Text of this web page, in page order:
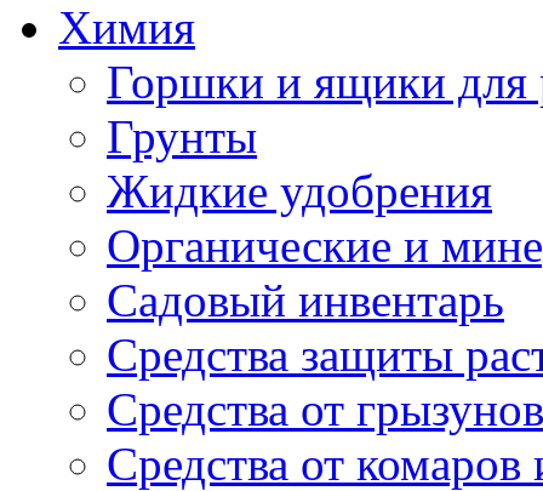
Химия
Горшки и ящики для
Грунты
Жидкие удобрения
Органические и
Садовый инвентарь
Средства защиты
Средства от грызунов
Средства от